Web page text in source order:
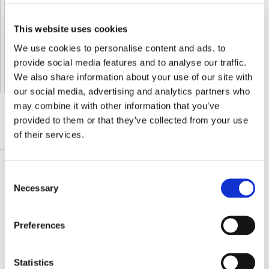
This website uses cookies
We use cookies to personalise content and ads, to
provide social media features and to analyse our traffic.
We also share information about your use of our site with
our social media, advertising and analytics partners who
may combine it with other information that you’ve
provided to them or that they’ve collected from your use
of their services.
Selection
Necessary
Preferences
Statistics
Delivery by DHL Express( by AIR )
Tracking number -available
Shipping Cost - 5.99 EUR all over Europe for orders up to 1kg
DETAILLIERTE BESCHREIBUNG
China, wo sie seit Jahrhunderten als Tonikum für
beliebtes Heilkraut insbesondere für die
Anbaugebieten bezogen, werden auf Reinheit und